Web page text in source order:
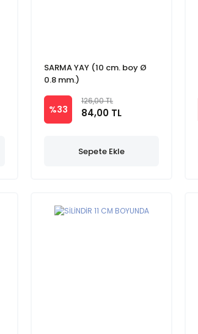
SARMA YAY (10 cm. boy Ø
0.8 mm.)
%33
126,00 TL
84,00 TL
Sepete Ekle